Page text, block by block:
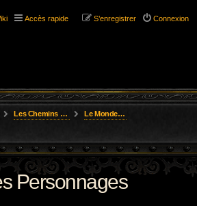
Accès rapide Connexion
S’enregistrer
Les Chemins de L'Aventure Le Monde des Royaumes Oubliés
Personnages